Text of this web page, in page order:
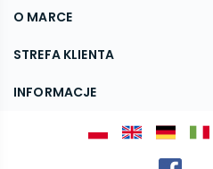
O MARCE
O nas
Blog
STREFA KLIENTA
FAQ
INFORMACJE